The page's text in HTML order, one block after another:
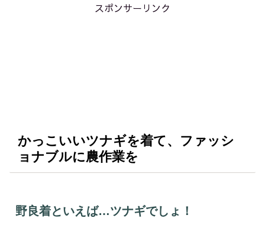
スポンサーリンク
かっこいいツナギを着て、ファッシ
ョナブルに農作業を
野良着といえば…ツナギでしょ！